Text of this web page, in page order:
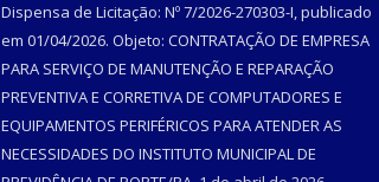
Dispensa de Licitação: Nº 7/2026-270303-I, publicado
em 01/04/2026. Objeto: CONTRATAÇÃO DE EMPRESA
PARA SERVIÇO DE MANUTENÇÃO E REPARAÇÃO
PREVENTIVA E CORRETIVA DE COMPUTADORES E
EQUIPAMENTOS PERIFÉRICOS PARA ATENDER AS
NECESSIDADES DO INSTITUTO MUNICIPAL DE